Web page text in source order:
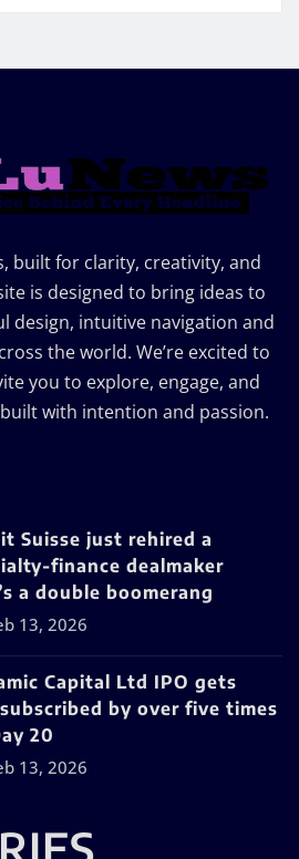
built for clarity, creativity, and
is designed to bring ideas to
design, intuitive navigation and
the world. We’re excited to
you to explore, engage, and
with intention and passion.
Suisse just rehired a
finance dealmaker
a double boomerang
13, 2026
Capital Ltd IPO gets
by over five times
20
13, 2026